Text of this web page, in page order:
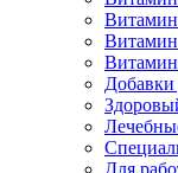
Добавки
Для